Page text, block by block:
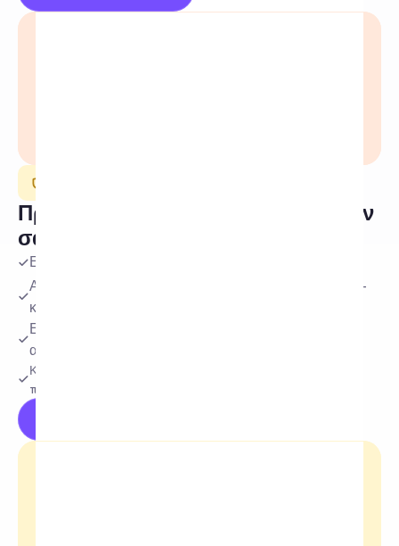
Προστατεύστε τη φήμη των πελατών
σας όλο το 24ωρο
Εντοπίστε και αποκρύψτε επιβλαβή σχόλια άμεσα
Απόκρυψη σχολίων βάσει προσαρμοσμένων λέξεων-
κλειδιών
Εξαλείψτε το spam και τις απάτες πριν βλάψουν την
αποδοτικότητα των διαφημίσεών σας
Κρατήστε την κοινότητά σας ασφαλή και εστιάστε στην
πραγματική αλληλεπίδραση